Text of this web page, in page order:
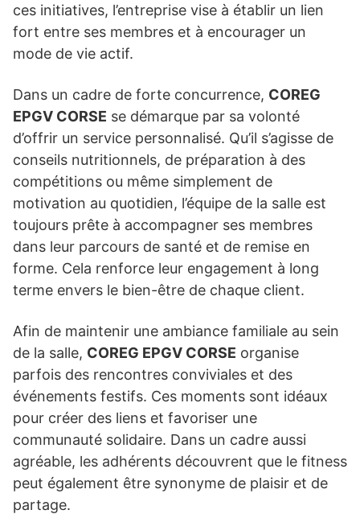
ces initiatives, l’entreprise vise à établir un lien
fort entre ses membres et à encourager un
mode de vie actif.
Dans un cadre de forte concurrence, COREG
EPGV CORSE se démarque par sa volonté
d’offrir un service personnalisé. Qu’il s’agisse de
conseils nutritionnels, de préparation à des
compétitions ou même simplement de
motivation au quotidien, l’équipe de la salle est
toujours prête à accompagner ses membres
dans leur parcours de santé et de remise en
forme. Cela renforce leur engagement à long
terme envers le bien-être de chaque client.
Afin de maintenir une ambiance familiale au sein
de la salle, COREG EPGV CORSE organise
parfois des rencontres conviviales et des
événements festifs. Ces moments sont idéaux
pour créer des liens et favoriser une
communauté solidaire. Dans un cadre aussi
agréable, les adhérents découvrent que le fitness
peut également être synonyme de plaisir et de
partage.